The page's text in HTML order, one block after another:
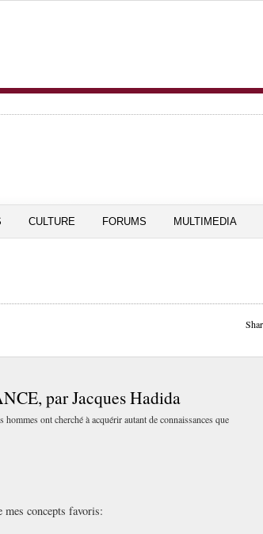
CULTURE FORUMS MULTIMEDIA
par Jacques Hadida
ont cherché à acquérir autant de connaissances que
mes concepts favoris: